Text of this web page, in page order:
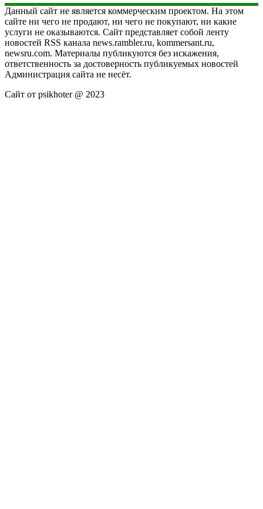
Данный сайт не является коммерческим проектом. На этом
сайте ни чего не продают, ни чего не покупают, ни какие
услуги не оказываются. Сайт представляет собой ленту
новостей RSS канала news.rambler.ru, kommersant.ru,
newsru.com. Материалы публикуются без искажения,
ответственность за достоверность публикуемых новостей
Администрация сайта не несёт.
Сайт от psikhoter @ 2023